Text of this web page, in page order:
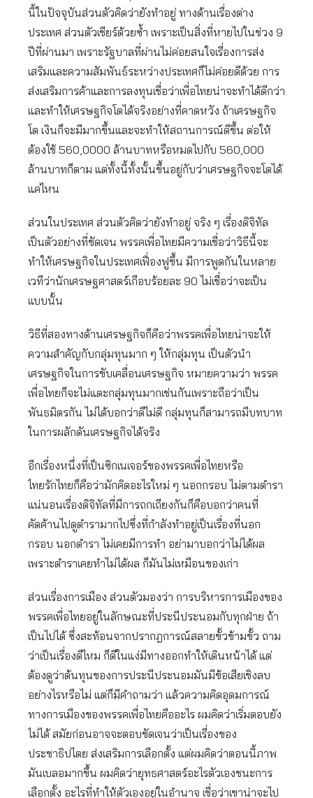
นี้ในปัจจุบันส่วนตัวคิดว่ายังทำอยู่ ทางด้านเรื่องต่าง
ประเทศ ส่วนตัวเชียร์ด้วยซ้ำ เพราะเป็นสิ่งที่หายไปในช่วง 9
ปีที่ผ่านมา เพราะรัฐบาลที่ผ่านไม่ค่อยสนใจเรื่องการส่ง
เสริมและความสัมพันธ์ระหว่างประเทศก็ไม่ค่อยดีด้วย การ
ส่งเสริมการค้าและการลงทุนเชื่อว่าเพื่อไทยน่าจะทำได้ดีกว่า
และทำให้เศรษฐกิจโตได้จริงอย่างที่คาดหวัง ถ้าเศรษฐกิจ
โต เงินก็จะมีมากขึ้นและจะทำให้สถานการณ์ดีขึ้น ต่อให้
ต้องใช้ 560,0000 ล้านบาทหรือหมดไปกับ 560,000
ล้านบาทก็ตาม แต่ทั้งนี้ทั้งนั้นขึ้นอยู่กับว่าเศรษฐกิจจะโตได้
แค่ไหน
ส่วนในประเทศ ส่วนตัวคิดว่ายังทำอยู่ จริง ๆ เรื่องดิจิทัล
เป็นตัวอย่างที่ชัดเจน พรรคเพื่อไทยมีความเชื่อว่าวิธีนี้จะ
ทำให้เศรษฐกิจในประเทศเฟื่องฟูขึ้น มีการพูดกันในหลาย
เวทีว่านักเศรษฐศาสตร์เกือบร้อยละ 90 ไม่เชื่อว่าจะเป็น
แบบนั้น
วิธีที่สองทางด้านเศรษฐกิจก็คือว่าพรรคเพื่อไทยน่าจะให้
ความสำคัญกับกลุ่มทุนมาก ๆ ให้กลุ่มทุน เป็นตัวนำ
เศรษฐกิจในการขับเคลื่อนเศรษฐกิจ หมายความว่า พรรค
เพื่อไทยก็จะไม่แตะกลุ่มทุนมากเช่นกันเพราะถือว่าเป็น
พันธมิตรกัน ไม่ได้บอกว่าดีไม่ดี กลุ่มทุนก็สามารถมีบทบาท
ในการผลักดันเศรษฐกิจได้จริง
อีกเรื่องหนึ่งที่เป็นซิกเนเจอร์ของพรรคเพื่อไทยหรือ
ไทยรักไทยก็คือว่ามักคิดอะไรใหม่ ๆ นอกกรอบ ไม่ตามตำรา
แน่นอนเรื่องดิจิทัลที่มีการถกเถียงกันก็คือบอกว่าคนที่
คัดค้านไปดูตำรามากไปซึ่งที่กำลังทำอยู่เป็นเรื่องที่นอก
กรอบ นอกตำรา ไม่เคยมีการทำ อย่ามาบอกว่าไม่ได้ผล
เพราะตำราเคยทำไม่ได้ผล ก็มันไม่เหมือนของเก่า
ส่วนเรื่องการเมือง ส่วนตัวมองว่า การบริหารการเมืองของ
พรรคเพื่อไทยอยู่ในลักษณะที่ประนีประนอมกับทุกฝ่าย ถ้า
เป็นไปได้ ซึ่งสะท้อนจากปรากฎการณ์สลายขั้วข้ามขั้ว ถาม
ว่าเป็นเรื่องดีไหม ก็ดีในแง่มีทางออกทำให้เดินหน้าได้ แต่
ต้องดูว่าต้นทุนของการประนีประนอมมันมีข้อเสียเชิงลบ
อย่างไรหรือไม่ แต่ก็มีคำถามว่า แล้วความคิดอุดมการณ์
ทางการเมืองของพรรคเพื่อไทยคืออะไร ผมคิดว่าเริ่มตอบยัง
ไม่ได้ สมัยก่อนอาจจะตอบชัดเจนว่าเป็นเรื่องของ
ประชาธิปไตย ส่งเสริมการเลือกตั้ง แต่ผมคิดว่าตอนนี้ภาพ
มันเบลอมากขึ้น ผมคิดว่ายุทธศาสตร์อะไรตัวเองชนะการ
เลือกตั้ง อะไรที่ทำให้ตัวเองอยู่ในอำนาจ เชื่อว่าเขาน่าจะไป